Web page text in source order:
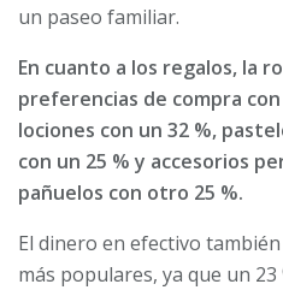
un paseo familiar.
En cuanto a los regalos, la
preferencias de compra
lociones con un 32 %,
con un 25 % y accesorios
pañuelos con otro 25 %.
El dinero en efectivo
más populares, ya que un